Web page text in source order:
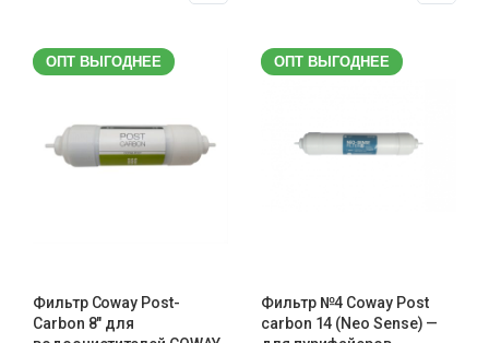
ОПТ ВЫГОДНЕЕ
Фильтр Coway Post-
Carbon 8″ для
ОПТ ВЫГОДНЕЕ
Фильтр №4 Coway Post
carbon 14 (Neo Sense) —